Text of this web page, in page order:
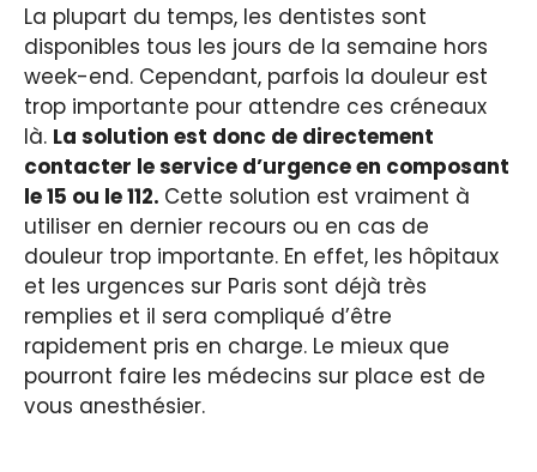
La plupart du temps, les dentistes sont
disponibles tous les jours de la semaine hors
week-end. Cependant, parfois la douleur est
trop importante pour attendre ces créneaux
là. La solution est donc de directement
contacter le service d’urgence en composant
le 15 ou le 112. Cette solution est vraiment à
utiliser en dernier recours ou en cas de
douleur trop importante. En effet, les hôpitaux
et les urgences sur Paris sont déjà très
remplies et il sera compliqué d’être
rapidement pris en charge. Le mieux que
pourront faire les médecins sur place est de
vous anesthésier.